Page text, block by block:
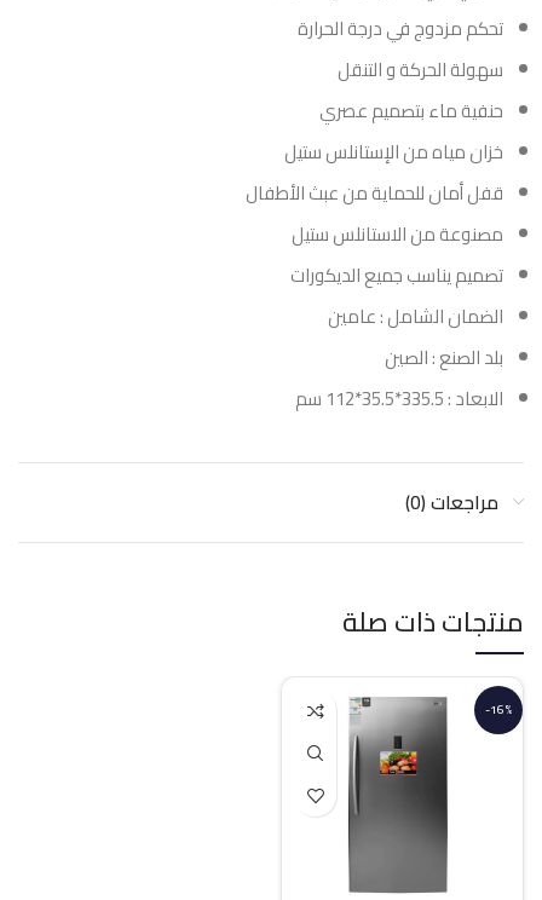
تحكم مزدوج في درجة الحرارة
سهولة الحركة و التنقل
حنفية ماء بتصميم عصري
خزان مياه من الإستانلس ستيل
قفل أمان للحماية من عبث الأطفال
مصنوعة من الاستانلس ستيل
تصميم يناسب جميع الديكورات
الضمان الشامل : عامين
بلد الصنع : الصين
الابعاد : 335.5*35.5*112 سم
مراجعات (0)
منتجات ذات صلة
-16%